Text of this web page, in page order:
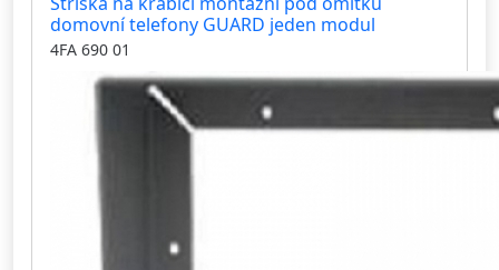
domovní telefony GUARD jeden modul
4FA 690 01